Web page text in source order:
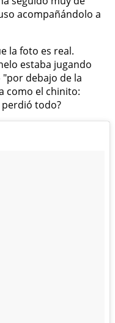
acompañándolo a
la foto es real.
estaba jugando
debajo de la
como el chinito:
perdió todo?